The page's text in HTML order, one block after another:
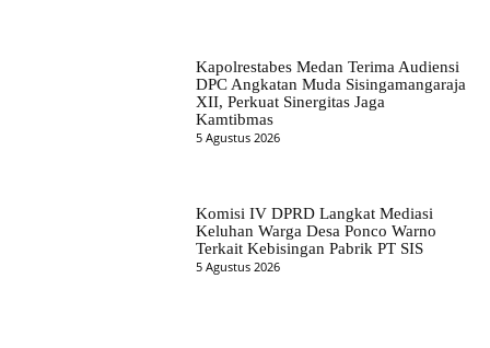
Kapolrestabes Medan Terima Audiensi
DPC Angkatan Muda Sisingamangaraja
XII, Perkuat Sinergitas Jaga
Kamtibmas
5 Agustus 2026
Komisi IV DPRD Langkat Mediasi
Keluhan Warga Desa Ponco Warno
Terkait Kebisingan Pabrik PT SIS
5 Agustus 2026